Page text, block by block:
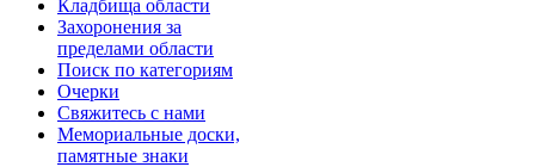
Кладбища области
Захоронения за
пределами области
Поиск по категориям
Очерки
­Свяжитесь с нами
Мемориальные доски,
памятные знаки